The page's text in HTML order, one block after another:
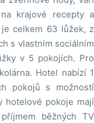
krajové recepty a
celkem 63 lůžek, z
s vlastním sociálním
v 5 pokojích. Pro
Hotel nabízí 1
pokojů s možností
hotelové pokoje mají
běžných TV